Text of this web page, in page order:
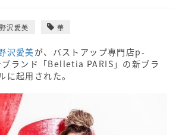
沢愛美 華
沢愛美が、バストアップ専門店p-
ランド「Belletia PARIS」の新ブラ
に起用された。